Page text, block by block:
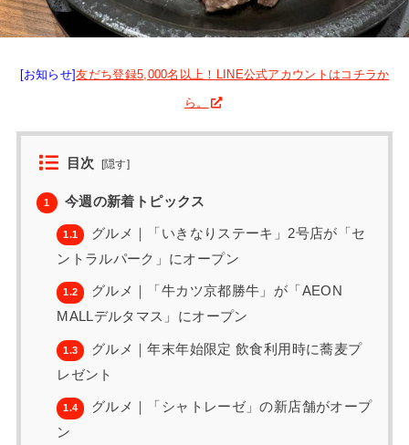
[お知らせ]友だち登録5,000名以上！LINE公式アカウントはコチラか
ら。
目次 [隠す]
1 今週の新着トピックス
1.1
グルメ｜「いきなりステーキ」2号店が「セ
ントラルパーク」にオープン
1.2
グルメ｜「牛カツ京都勝牛」が「AEON
MALLデルタマス」にオープン
1.3
グルメ｜年末年始限定 飲食利用時に蕎麦プ
レゼント
1.4
グルメ｜「シャトレーゼ」の新店舗がオープ
ン